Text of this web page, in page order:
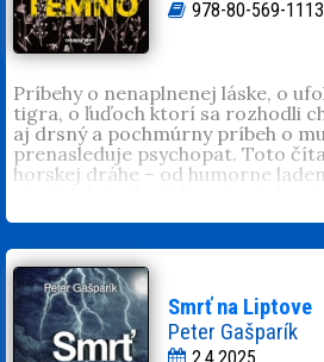
978-80-569-
Príbehy o nenaplnenej láske, o
tigra, o ľuďoch ktorí sa rozhodli
aj drsný a pochmúrny príbeh o
prenasleduje psychopat. Toto
horskej dráhe – od humorne
Juraj Paškuliak(1981, Martin).
prežil v Kláštore pod Znievom.
úžitkového výtvarníctva v
odlievanie kovov. Od roku 1998 sa
oprave majstrovských sláčikových
nástrojov. Keď bol mladý, chcel
zaprisahával sa, že nikdy písať
Smrť na Liptove
Peter Gašparík